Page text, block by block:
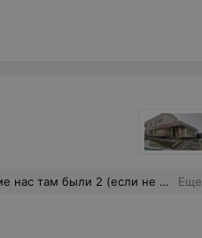
нам очень быстро помогла сориентироваться и как говорят "сделала нам вечер")))) Спасибо заведению, и особенно блондинке официантке (жал не помню имени) Еще